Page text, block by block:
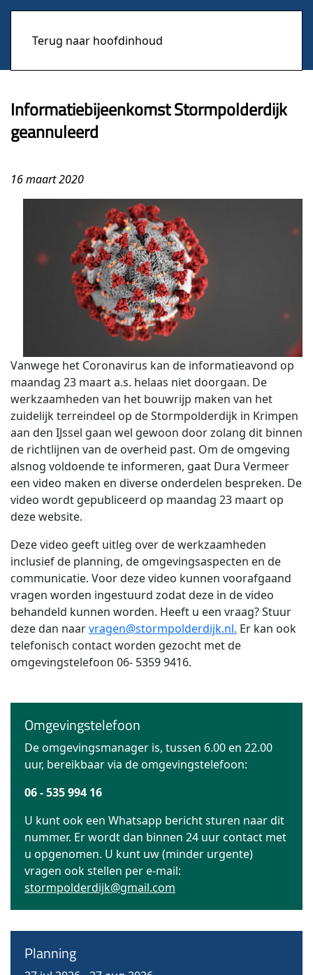
Terug naar hoofdinhoud
Informatiebijeenkomst Stormpolderdijk
geannuleerd
16 maart 2020
Vanwege het Coronavirus kan de informatieavond op
maandag 23 maart a.s. helaas niet doorgaan. De
werkzaamheden van het bouwrijp maken van het
zuidelijk terreindeel op de Stormpolderdijk in Krimpen
aan den IJssel gaan wel gewoon door zolang dit binnen
de richtlijnen van de overheid past. Om de omgeving
alsnog voldoende te informeren, gaat Dura Vermeer
een video maken en diverse onderdelen bespreken. De
video wordt gepubliceerd op maandag 23 maart op
deze website.
Deze video geeft uitleg over de werkzaamheden
inclusief de planning, de omgevingsaspecten en de
communicatie. Voor deze video kunnen voorafgaand
vragen worden ingestuurd zodat deze in de video
behandeld kunnen worden. Heeft u een vraag? Stuur
deze dan naarvragen@stormpolderdijk.nl. Er kan ook
telefonisch contact worden gezocht met de
omgevingstelefoon 06- 5359 9416.
Omgevingstelefoon
De omgevingsmanager is, tussen 6.00 en 22.00
uur, bereikbaar via de omgevingstelefoon:
06 - 535 994 16
U kunt ook een Whatsapp bericht sturen naar dit
nummer. Er wordt dan binnen 24 uur contact met
u opgenomen. U kunt uw (minder urgente)
vragen ook stellen per e-mail:
stormpolderdijk@gmail.com
Planning